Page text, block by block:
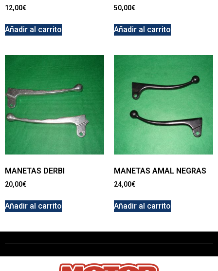
12,00€
Añadir al carrito
50,00€
Añadir al carrito
MANETAS DERBI
20,00€
Añadir al carrito
MANETAS AMAL NEGRAS
24,00€
Añadir al carrito